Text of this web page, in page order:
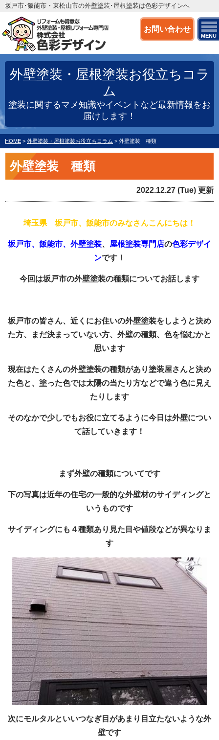
お問い合わせ
MENU
坂戸市･飯能市・東松山市の外壁塗装･屋根塗装は色彩デザインへ
外壁塗装・屋根塗装お役立ちコラ
ム
塗装に関するマメ知識やイベントなど最新情報をお
届けします！
HOME > 外壁塗装・屋根塗装お役立ちコラム > 外壁塗装 種類
外壁塗装 種類
2022.12.27 (Tue) 更新
埼玉県 坂戸市、飯能市のみなさんこんにちは！
坂戸市、飯能市、外壁塗装、 屋根塗装専門店の色彩デザイ
ンです！
今回は坂戸市の外壁塗装の種類についてお話します
坂戸市の皆さん、近くにお住いの外壁塗装をしようと決め
た方、まだ決まっていない方、外壁の種類、色を悩むかと
思います
現在はたくさんの外壁塗装の種類があり塗装屋さんと決め
た色と、塗った色では太陽の当たり方などで違う色に見え
たりします
そのなかで少しでもお役に立てるように今日は外壁につい
て話していきます！
まず外壁の種類についてです
下の写真は近年の住宅の一般的な外壁材のサイディングと
いうものです
サイディングにも４種類あり見た目や値段などが異なりま
す
次にモルタルといいつなぎ目があまり目立たないような外
壁です